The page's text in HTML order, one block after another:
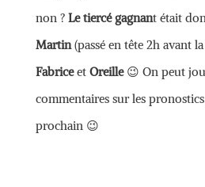
non ? Le tiercé gagnant était
Martin(passé en tête 2h avant
Fabriceet Oreille😉 On peut
commentaires sur les
prochain 😉